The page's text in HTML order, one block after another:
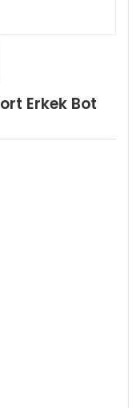
Erkek Bot